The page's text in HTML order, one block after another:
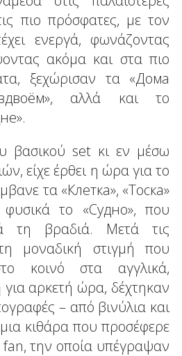
πιο πρόσφατες, με τον
ενεργά, φωνάζοντας
ακόμα και στα πιο
ξεχώρισαν τα «Дома
αλλά και το
βασικού set κι εν μέσω
είχε έρθει η ώρα για το
τα «Клетка», «Тоска»
φυσικά το «Судно», που
τη βραδιά. Μετά τις
μοναδική στιγμή που
κοινό στα αγγλικά,
αρκετή ώρα, δέχτηκαν
– από βινύλια και
κιθάρα που προσέφερε
την οποία υπέγραψαν